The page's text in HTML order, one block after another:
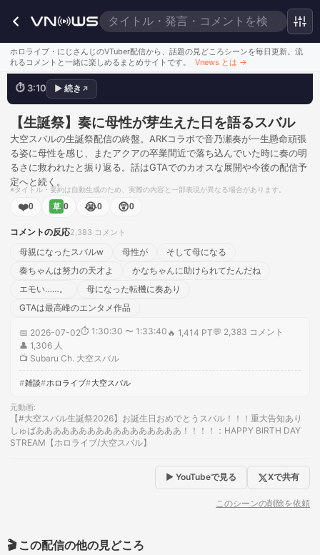
ホロライブ・にじさんじのVTuber配信から、話題の見どころシーンを毎日更新。流
れるコメントと一緒に楽しめるまとめサイトです。
Vnews とは →
母親になったスバルw
母性が芽生えた日かもしれねえ
⏱ 3:10 ▶ 続き ↗
【生誕祭】奏に母性が芽生えた日を語るスバル
大空スバルの生誕祭配信の終盤。ARKコラボで音乃瀬奏が一生懸命頑張
る姿に母性を感じ、またアクアの卒業間近で落ち込んでいた時に奏の明
るさに救われたと振り返る。話はGTAでのカオスな展開や今後の配信予
定へと続く。
※タイトル・要約は自動生成のため、実際の内容と一部表現が異なる場合があります。
❤️0 草 0 😭0 😲0
コメントの反応2,383 コメント
母親になったスバルw 母性が
そして母になる
奏ちゃんは努力の天才よ
かなちゃんに助けられてたんだね
エモい……。
母になった転機に奏あり
GTAは最高峰のエンタメ作品
📅 2026-07-02⏱ 1:30:30 〜 1:33:40 🔥 1,414 PT💬 2,383 コメント
👤 1,306 人
📺 Subaru Ch. 大空スバル
雑談 ホロライブ 大空スバル
元動画:
【#大空スバル生誕祭2026】お誕生日おめでとうスバル！！！重大告知あり
しゅばあああああああああああああああああ！！！！：HAPPY BIRTH DAY
STREAM【ホロライブ/大空スバル】
▶ YouTubeで見る Xで共有
このシーンの削除を依頼
🎬 この配信の他の見どころ